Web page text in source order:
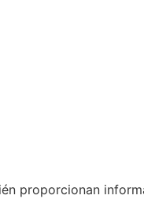
proporcionan